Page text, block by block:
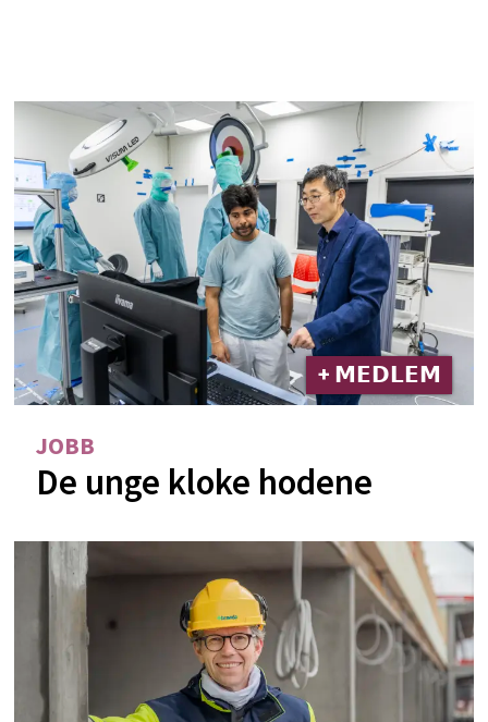
+ 𝗠𝗘𝗗𝗟𝗘𝗠
JOBB
De unge kloke hodene